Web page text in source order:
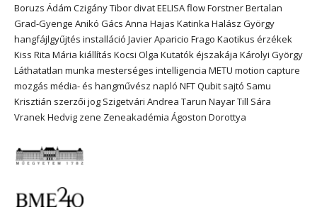
Boruzs Ádám Czigány TibordivatEELISAflowForstner Bertalan
Grad-Gyenge Anikó Gács Anna Hajas Katinka Halász György
hangfájlgyűjtés installáció Javier Aparicio Frago Kaotikus érzékek
Kiss Rita Mária kiállítás Kocsi Olga Kutatók éjszakája Károlyi György
Láthatatlan munka mesterséges intelligencia METU motion capture
mozgás média- és hangművész napló NFTQubit sajtó Samu
Krisztián szerzői jog Szigetvári Andrea Tarun NayarTill Sára
Vranek Hedvig zene Zeneakadémia Ágoston Dorottya